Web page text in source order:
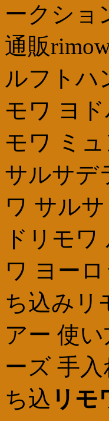
ークショ
通販
ルフトハ
モワ ヨ
モワ ミ
サルサデ
ワ サル
ドリモ
ワ ヨー
ち込みリ
アー 使
ーズ 手
ち込 リモ